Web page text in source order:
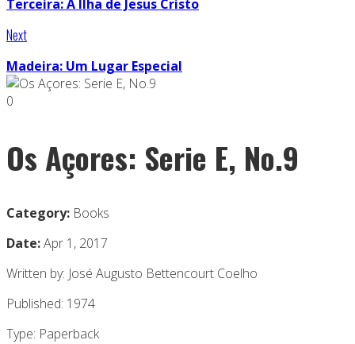
Terceira: A Ilha de Jesus Cristo
Next
Madeira: Um Lugar Especial
0
Os Açores: Serie E, No.9
Category: Books
Date:Apr 1, 2017
Written by: José Augusto Bettencourt Coelho
Published: 1974
Type: Paperback